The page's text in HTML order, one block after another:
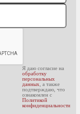
Я даю согласие на
обработку
персональных
данных , а также
подтверждаю, что
ознакомлен с
Политикой
конфиденциальности